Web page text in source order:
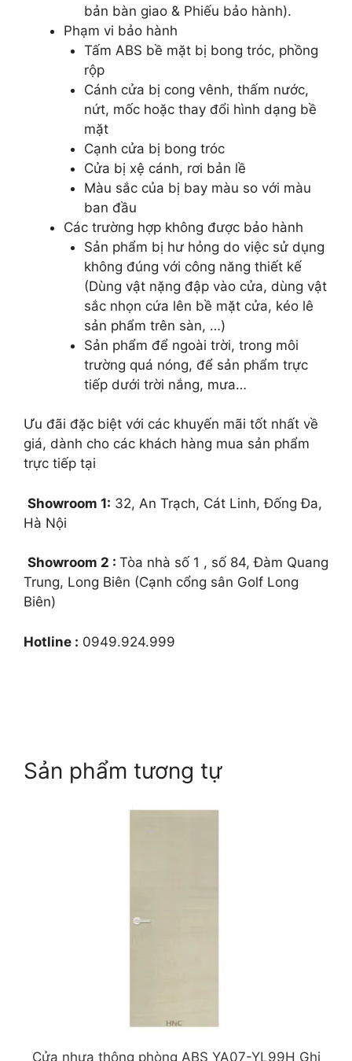
bản bàn giao & Phiếu bảo hành).
Phạm vi bảo hành
Tấm ABS bề mặt bị bong tróc, phồng
rộp
Cánh cửa bị cong vênh, thấm nước,
nứt, mốc hoặc thay đổi hình dạng bề
mặt
Cạnh cửa bị bong tróc
Cửa bị xệ cánh, rơi bản lề
Màu sắc của bị bay màu so với màu
ban đầu
Các trường hợp không được bảo hành
Sản phẩm bị hư hỏng do việc sử dụng
không đúng với công năng thiết kế
(Dùng vật nặng đập vào cửa, dùng vật
sắc nhọn cứa lên bề mặt cửa, kéo lê
sản phẩm trên sàn, …)
Sản phẩm để ngoài trời, trong môi
trường quá nóng, để sản phẩm trực
tiếp dưới trời nắng, mưa…
Ưu đãi đặc biệt với các khuyến mãi tốt nhất về
giá, dành cho các khách hàng mua sản phẩm
trực tiếp tại
Showroom 1: 32, An Trạch, Cát Linh, Đống Đa,
Hà Nội
Showroom 2 : Tòa nhà số 1 , số 84, Đàm Quang
Trung, Long Biên (Cạnh cổng sân Golf Long
Biên)
Hotline : 0949.924.999
Sản phẩm tương tự
Cửa nhựa thông phòng ABS YA07-YL99H Ghi